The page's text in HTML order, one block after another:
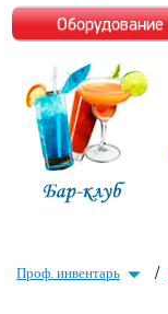
Оборудование
Проф. инвентарь /